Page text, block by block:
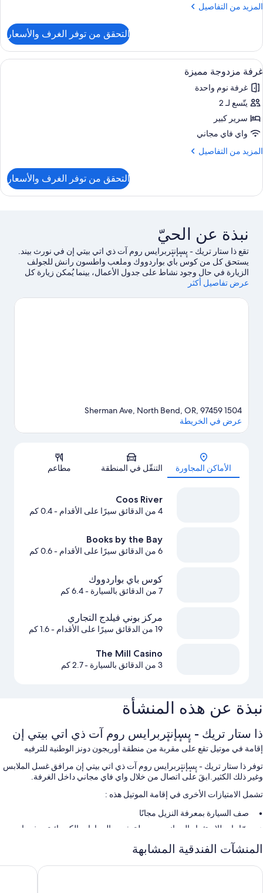
المزيد من التفاصيل
المزيد
الغرفة
التحقق من توفر الغرف والأسعار
استعراض
جميع
صور
غرفة
مزدوجة
مميزة
1
غرفة مزدوجة مميزة
غرفة نوم واحدة
يتّسع لـ 2
سرير كبير
واي فاي مجاني
المزيد من التفاصيل
المزيد
غرفة
التحقق من توفر الغرف والأسعار
نبذة عن الحيّ
تقع ذا ستار تريك - يٕسٕإنتٕربرايس روم آت ذي اتي بيتي إن في نورث بيند.
يستحق كل من كوس باي بواردووك وملعب واطسون رانش للجولف
الزيارة في حال وجود نشاط على جدول الأعمال، بينما يُمكن زيارة كل
عرض تفاصيل أكثر
الخريطة
1504 Sherman Ave, North Bend, OR, 97459
عرض في الخريطة
الأماكن المجاورة التنقّل في المنطقة مطاعم
Coos River
4 من الدقائق سيرًا على الأقدام - 0.4 كم
Books by the Bay
6 من الدقائق سيرًا على الأقدام - 0.6 كم
كوس باي بواردووك
7 من الدقائق بالسيارة - 6.4 كم
مركز بوني فيلدج التجاري
19 من الدقائق سيرًا على الأقدام - 1.6 كم
The Mill Casino
3 من الدقائق بالسيارة - 2.7 كم
نبذة عن هذه المنشأة
ذا ستار تريك - يٕسٕإنتٕربرايس روم آت ذي اتي بيتي إن
إقامة في موتيل تقع على مقربة من منطقة أوريجون دونز الوطنية للترفيه
توفر ذا ستار تريك - يٕسٕإنتٕربرايس روم آت ذي اتي بيتي إن مرافق غسل الملابس
وغير ذلك الكثير.ابقَ على اتصال من خلال واي فاي مجاني داخل الغرفة.
تشمل الامتيازات الأخرى في إقامة الموتيل هذه :
صف السيارة بمعرفة النزيل مجانًا
درّاجات للاستئجار المجاني، ومحطة شحن السيارات الكهربائية، وخدمات
محمية طبيعية
سمات الغرفة
المنشآت الفندقية المشابهة
إدج ووتر إن آند سويتس، آن أسيند كوليكشن هوتل كواليتي